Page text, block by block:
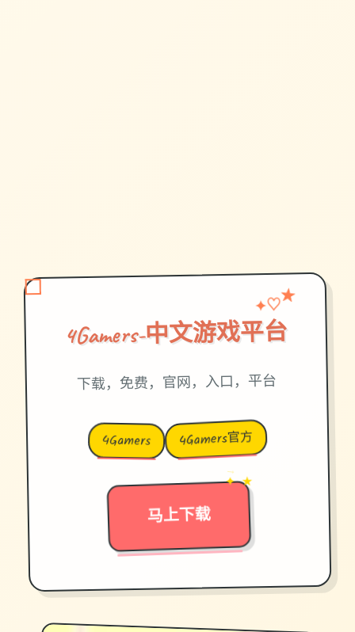
4Gamers-中文游戏平台
✦♡★
下载，免费，官网，入口，平台
4Gamers 4Gamers官方
马上下载
→
✦ ★